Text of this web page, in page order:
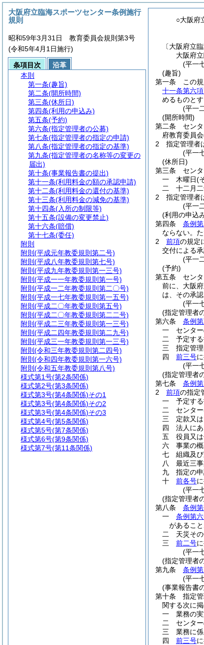
○大阪府
〔大阪府立
大阪府
(平一
(趣旨)
第一条
この規
十一条第六
めるものとす
(平一
(開所時間)
第二条
セン
府教育委員会
2
指定管理者
(平一
(休所日)
第三条
セン
一
木曜日(
二
十二月
2
指定管理者
(平一
(利用の申込
第四条
条例
ならない。
2
前項の規定
交付による
(平一
(予約)
第五条
セン
前に、大阪
は、その承
(平一
(指定管理者
第六条
条例
一
センタ
二
予定す
三
指定管
四
前三号
(平一
(指定管理者
第七条
条例
2
前項の指定
一
予定す
二
センタ
三
定款又
四
法人に
五
役員又
六
事業の
七
組織及
八
最近三
九
指定の
十
前各号
(平一
(指定管理者
第八条
条例
一
条例第
があること
二
天災そ
三
前二号
(平一
(指定管理者
第九条
条例
(平一
(事業報告書
第十条
指定
関する次に
一
業務の
二
センタ
三
業務に
四
前三号
大阪府立臨海スポーツセンター条例施行
規則
昭和59年3月31日 教育委員会規則第3号
(令和5年4月1日施行)
条項目次
沿革
本則
第一条(趣旨)
第二条(開所時間)
第三条(休所日)
第四条(利用の申込み)
第五条(予約)
第六条(指定管理者の公募)
第七条(指定管理者の指定の申請)
第八条(指定管理者の指定の基準)
第九条(指定管理者の名称等の変更の
届出)
第十条(事業報告書の提出)
第十一条(利用料金の額の承認申請)
第十二条(利用料金の還付の基準)
第十三条(利用料金の減免の基準)
第十四条(入所の制限等)
第十五条(設備の変更禁止)
第十六条(賠償)
第十七条(委任)
附則
附則 (平成元年教委規則第二号)
附則 (平成八年教委規則第七号)
附則 (平成九年教委規則第一三号)
附則 (平成一一年教委規則第一号)
附則 (平成一二年教委規則第二〇号)
附則 (平成一七年教委規則第一五号)
附則 (平成二〇年教委規則第五号)
附則 (平成二〇年教委規則第二二号)
附則 (平成二三年教委規則第一三号)
附則 (平成二四年教委規則第二九号)
附則 (平成三一年教委規則第一三号)
附則 (令和三年教委規則第二四号)
附則 (令和四年教委規則第一六号)
附則 (令和五年教委規則第八号)
様式第1号(第2条関係)
様式第2号(第3条関係)
様式第3号(第4条関係)その1
様式第3号(第4条関係)その2
様式第3号(第4条関係)その3
様式第4号(第5条関係)
様式第5号(第7条関係)
様式第6号(第9条関係)
様式第7号(第11条関係)